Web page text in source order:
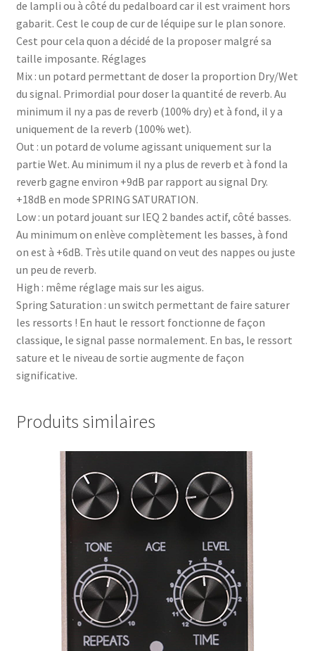
de lampli ou à côté du pedalboard car il est vraiment hors
gabarit. Cest le coup de cur de léquipe sur le plan sonore.
Cest pour cela quon a décidé de la proposer malgré sa
taille imposante. Réglages
Mix : un potard permettant de doser la proportion Dry/Wet
du signal. Primordial pour doser la quantité de reverb. Au
minimum il ny a pas de reverb (100% dry) et à fond, il y a
uniquement de la reverb (100% wet).
Out : un potard de volume agissant uniquement sur la
partie Wet. Au minimum il ny a plus de reverb et à fond la
reverb gagne environ +9dB par rapport au signal Dry.
+18dB en mode SPRING SATURATION.
Low : un potard jouant sur lEQ 2 bandes actif, côté basses.
Au minimum on enlève complètement les basses, à fond
on est à +6dB. Très utile quand on veut des nappes ou juste
un peu de reverb.
High : même réglage mais sur les aigus.
Spring Saturation : un switch permettant de faire saturer
les ressorts ! En haut le ressort fonctionne de façon
classique, le signal passe normalement. En bas, le ressort
sature et le niveau de sortie augmente de façon
significative.
Produits similaires